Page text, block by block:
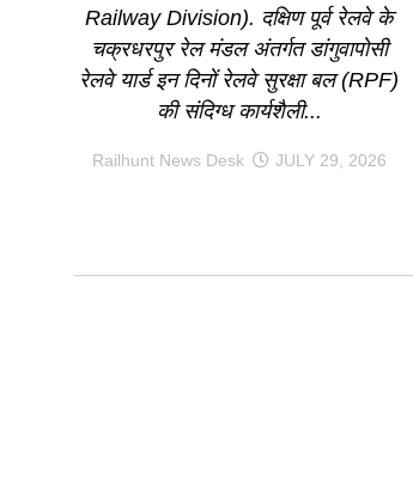
Railway Division). दक्षिण पूर्व रेलवे के
चक्रधरपुर रेल मंडल अंतर्गत डांगुवापोसी
रेलवे यार्ड इन दिनों रेलवे सुरक्षा बल (RPF)
की संदिग्ध कार्यशैली...
Railhunt News Desk JULY 29, 2026